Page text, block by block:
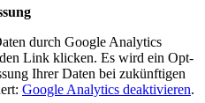
durch Google Analytics
Link klicken. Es wird ein Opt-
Ihrer Daten bei zukünftigen
Google Analytics deaktivieren.